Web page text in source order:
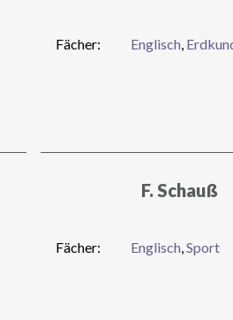
Fächer: Englisch,
F. Schauß
Fächer: Englisch,Sport